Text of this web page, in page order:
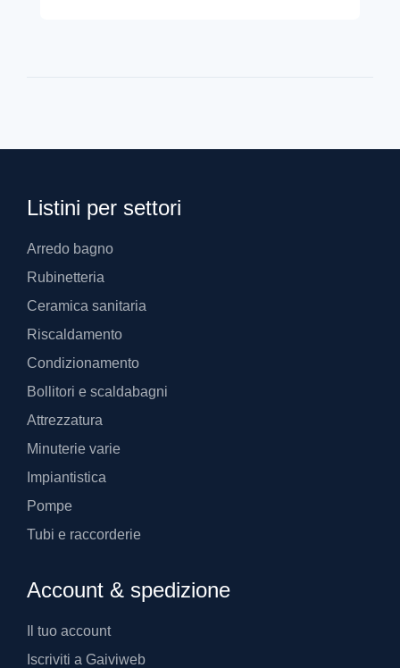
Listini per settori
Arredo bagno
Rubinetteria
Ceramica sanitaria
Riscaldamento
Condizionamento
Bollitori e scaldabagni
Attrezzatura
Minuterie varie
Impiantistica
Pompe
Tubi e raccorderie
Account & spedizione
Il tuo account
Iscriviti a Gaiviweb